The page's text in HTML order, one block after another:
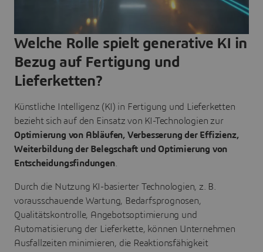
Welche Rolle spielt generative KI in
Bezug auf Fertigung und
Lieferketten?
Künstliche Intelligenz (KI) in Fertigung und Lieferketten
bezieht sich auf den Einsatz von KI-Technologien zur
Optimierung von Abläufen, Verbesserung der Effizienz,
Weiterbildung der Belegschaft und Optimierung von
Entscheidungsfindungen.
Durch die Nutzung KI-basierter Technologien, z. B.
vorausschauende Wartung, Bedarfsprognosen,
Qualitätskontrolle, Angebotsoptimierung und
Automatisierung der Lieferkette, können Unternehmen
Ausfallzeiten minimieren, die Reaktionsfähigkeit